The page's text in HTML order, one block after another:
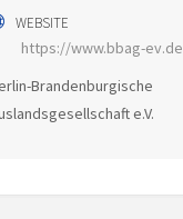
WEBSITE
https://www.bbag-ev.de
Brandenburgische
e.V.